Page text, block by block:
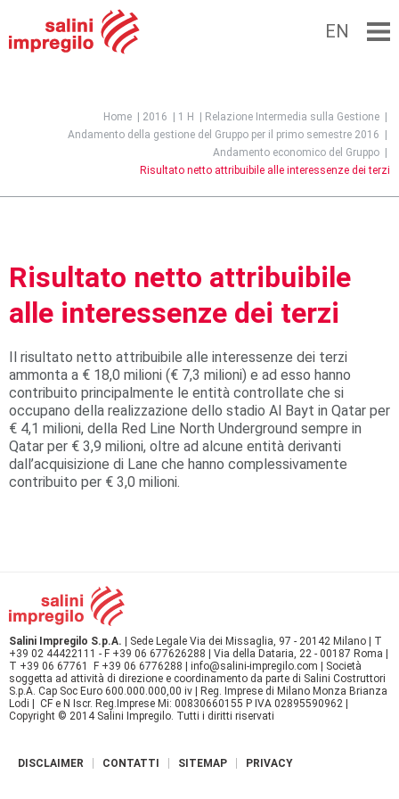
EN
Home 2016 1 H Relazione Intermedia sulla Gestione
Andamento della gestione del Gruppo per il primo semestre 2016
Andamento economico del Gruppo
Risultato netto attribuibile alle interessenze dei terzi
Risultato netto attribuibile
alle interessenze dei terzi
Il risultato netto attribuibile alle interessenze dei terzi
ammonta a € 18,0 milioni (€ 7,3 milioni) e ad esso hanno
contribuito principalmente le entità controllate che si
occupano della realizzazione dello stadio Al Bayt in Qatar per
€ 4,1 milioni, della Red Line North Underground sempre in
Qatar per € 3,9 milioni, oltre ad alcune entità derivanti
dall’acquisizione di Lane che hanno complessivamente
contribuito per € 3,0 milioni.
Salini Impregilo S.p.A. | Sede Legale Via dei Missaglia, 97 - 20142 Milano | T
+39 02 44422111 - F +39 06 677626288 | Via della Dataria, 22 - 00187 Roma |
T +39 06 67761 F +39 06 6776288 | info@salini-impregilo.com | Società
soggetta ad attività di direzione e coordinamento da parte di Salini Costruttori
S.p.A. Cap Soc Euro 600.000.000,00 iv | Reg. Imprese di Milano Monza Brianza
Lodi | CF e N Iscr. Reg.Imprese Mi: 00830660155 P IVA 02895590962 |
Copyright © 2014 Salini Impregilo. Tutti i diritti riservati
DISCLAIMER CONTATTI SITEMAP PRIVACY